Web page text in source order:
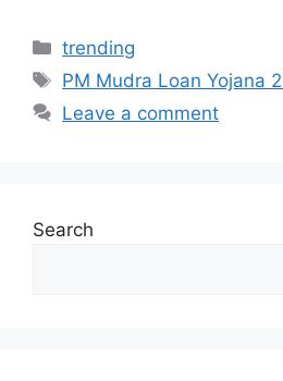
Categories
trending
Tags
PM Mudra Loan Yojana
Leave a comment
Search